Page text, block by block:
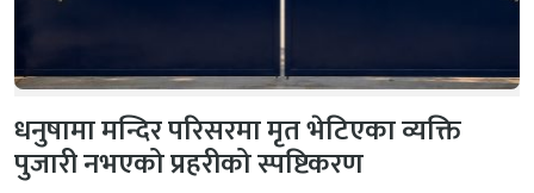
धनुषामा मन्दिर परिसरमा मृत भेटिएका व्यक्ति
पुजारी नभएको प्रहरीको स्पष्टिकरण